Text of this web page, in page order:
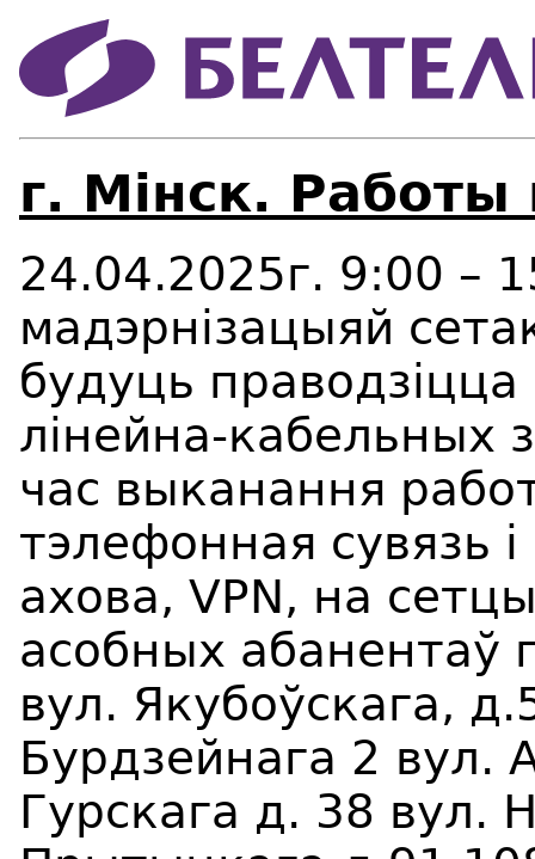
г. Мінск. Работы
24.04.2025г. 9:00 –
мадэрнізацыяй
будуць
лінейна-кабельных
час выканання
тэлефонная сувязь
ахова, VPN, на
асобных абанентаў
вул. Якубоўскага,
Бурдзейнага 2 вул.
Гурскага д. 38 вул.